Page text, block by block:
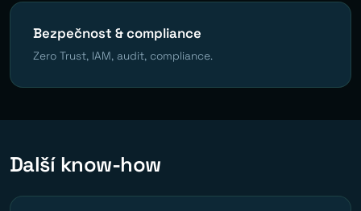
Bezpečnost & compliance
Zero Trust, IAM, audit, compliance.
Další know-how